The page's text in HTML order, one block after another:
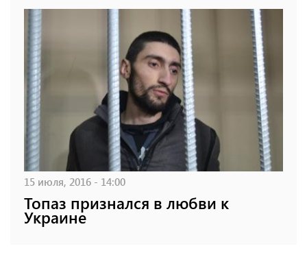
15 июля, 2016 - 14:00
Топаз признался в любви к
Украине